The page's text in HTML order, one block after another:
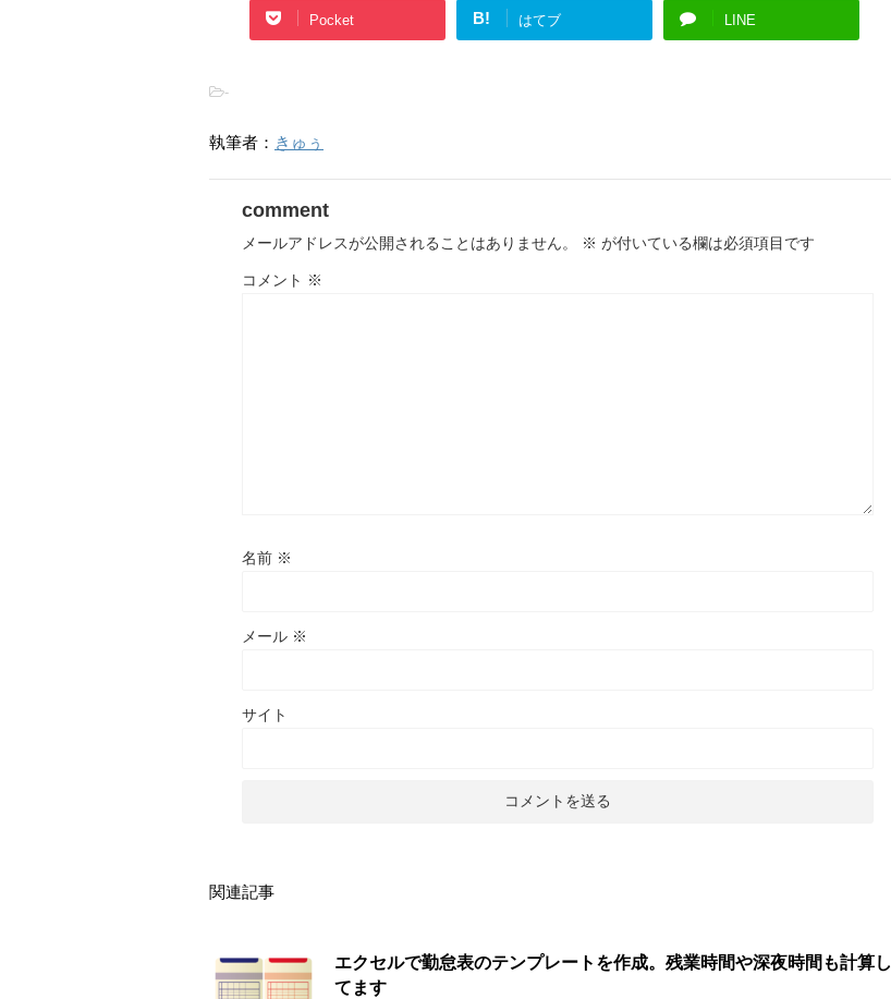
Pocket B! はてブ LINE
-
執筆者： きゅぅ
comment
メールアドレスが公開されることはありません。 ※ が付いている欄は必須項目です
コメント ※
名前 ※
メール ※
サイト
関連記事
エクセルで勤怠表のテンプレートを作成。残業時間や深夜時間も計算し
てます